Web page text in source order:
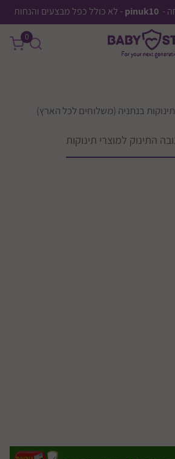
pinuk10 - לא כולל כפל מבצעים והנחות
0
תינוקות בנתניה (משלוחים לכל הארץ)
התינוק למוצרי תינוקות